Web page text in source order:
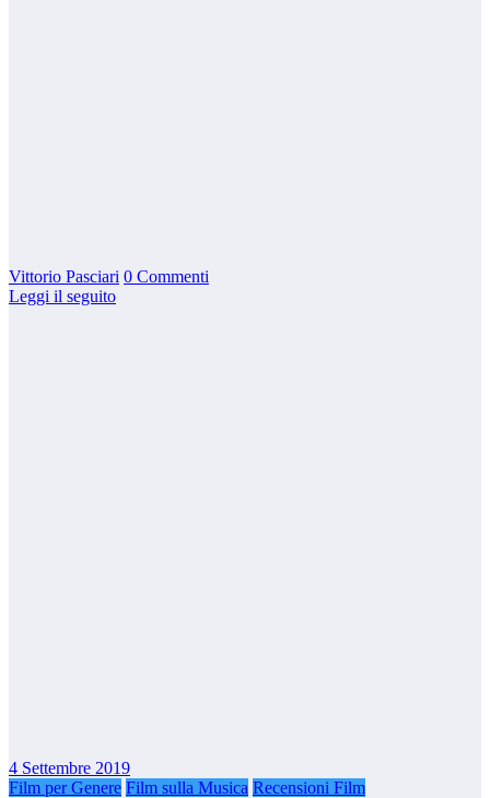
Vittorio Pasciari 0 Commenti
Leggi il seguito
4 Settembre 2019
Film per Genere Film sulla Musica Recensioni Film